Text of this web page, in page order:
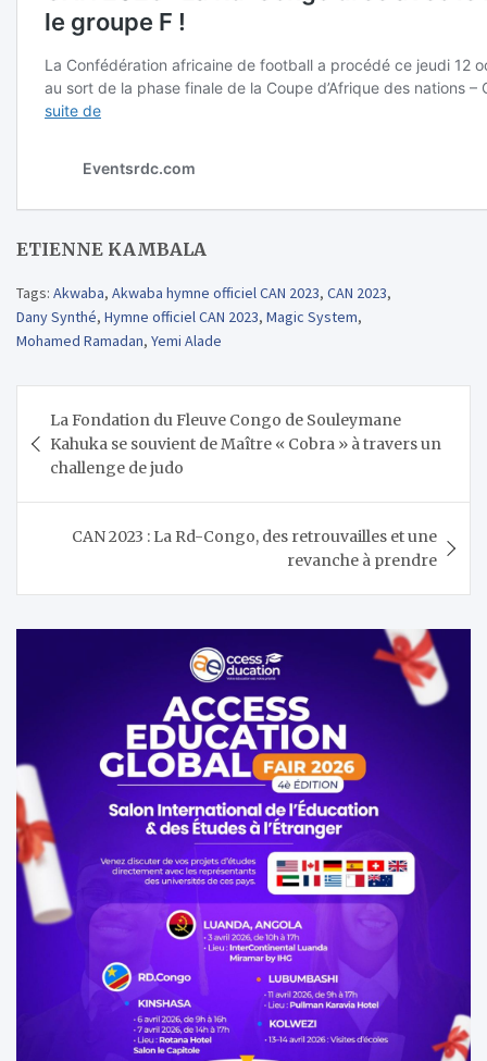
ETIENNE KAMBALA
Tags: Akwaba, Akwaba hymne officiel CAN 2023, CAN 2023,
Dany Synthé, Hymne officiel CAN 2023, Magic System,
Mohamed Ramadan, Yemi Alade
de
l’article
La Fondation du Fleuve Congo de Souleymane
Kahuka se souvient de Maître « Cobra » à travers un
challenge de judo
CAN 2023 : La Rd-Congo, des retrouvailles et une
revanche à prendre